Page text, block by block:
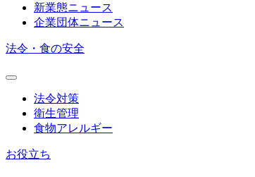
新業態ニュース
企業団体ニュース
法令・食の安全
法令対策
衛生管理
食物アレルギー
お役立ち